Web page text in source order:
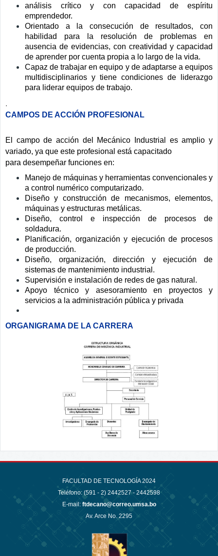
análisis crítico y con capacidad de espíritu
emprendedor.
Orientado a la consecución de resultados, con
habilidad para la resolución de problemas en
ausencia de evidencias, con creatividad y capacidad
de aprender por cuenta propia a lo largo de la vida.
Capaz de trabajar en equipo y de adaptarse a equipos
multidisciplinarios y tiene condiciones de liderazgo
para liderar equipos de trabajo.
.
CAMPOS DE ACCIÓN PROFESIONAL
El campo de acción del Mecánico Industrial es amplio y
variado, ya que este profesional está capacitado
para desempeñar funciones en:
Manejo de máquinas y herramientas convencionales y
a control numérico computarizado.
Diseño y construcción de mecanismos, elementos,
máquinas y estructuras metálicas.
Diseño, control e inspección de procesos de
soldadura.
Planificación, organización y ejecución de procesos
de producción.
Diseño, organización, dirección y ejecución de
sistemas de mantenimiento industrial.
Supervisión e instalación de redes de gas natural.
Apoyo técnico y asesoramiento en proyectos y
servicios a la administración pública y privada
ORGANIGRAMA DE LA CARRERA
FACULTAD DE TECNOLOGÍA 2024
Teléfono: (591 - 2) 2442527 - 2442598
E-mail: ftdecano@correo.umsa.bo
Av. Arce No. 2295